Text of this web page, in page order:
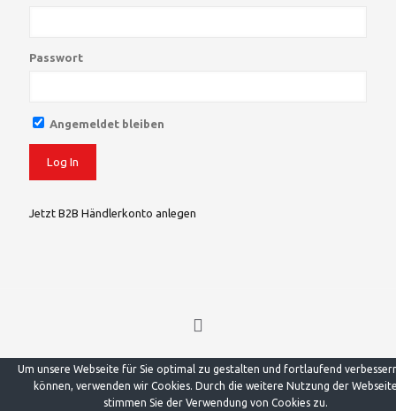
Passwort
Angemeldet bleiben
Jetzt B2B Händlerkonto anlegen
© 2023 Mindi GmbH. All Rights Reserved.
Website & Consulting byBernard Zitzer&Alceto Design +
Marketing
Um unsere Webseite für Sie optimal zu gestalten und fortlaufend
können, verwenden wir Cookies. Durch die weitere Nutzung der
stimmen Sie der Verwendung von Cookies zu.